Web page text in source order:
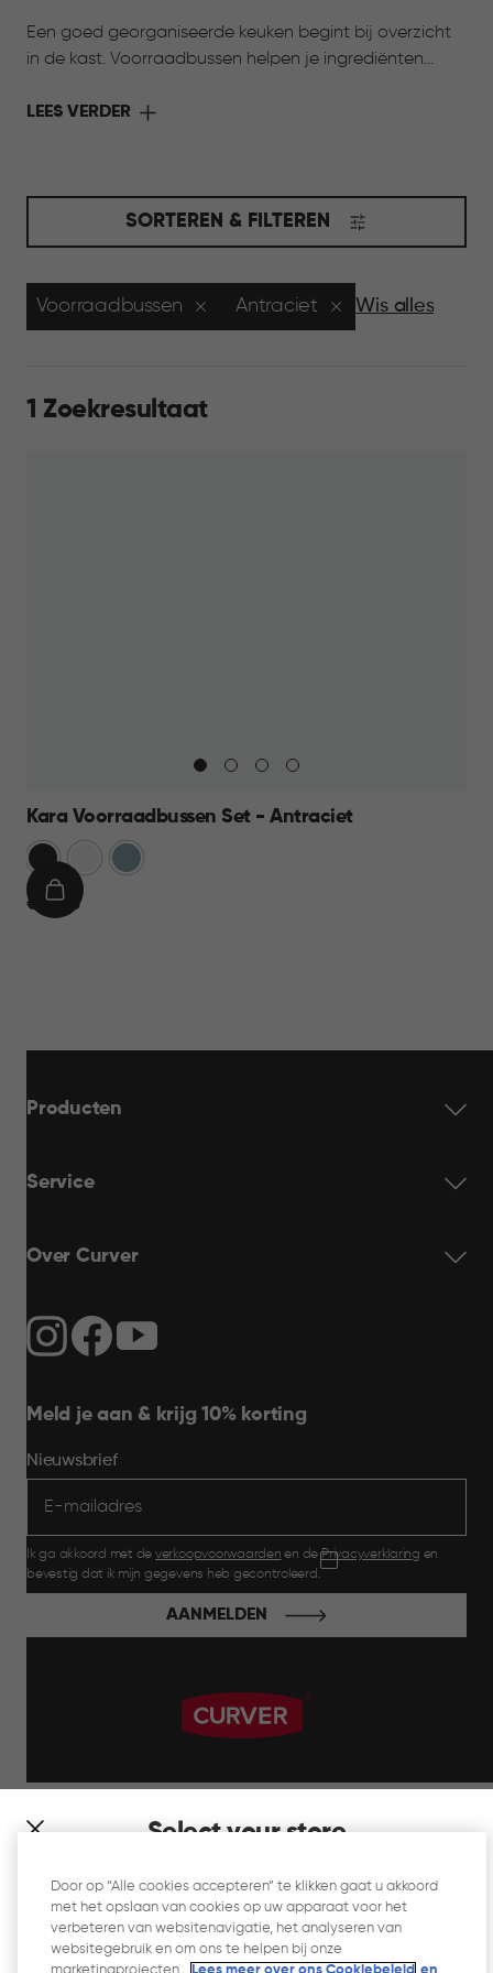
Select your store
which store would you like to shop?
Een goed georganiseerde keuken begint bij overzicht
in de kast. Voorraadbussen helpen je ingrediënten
pasta tot koffie of snacks: alles is snel gevonden en
LEES VERDER
SORTEREN & FILTEREN
Voorraadbussen Antraciet Wis alles
1 Zoekresultaat
Kara Voorraadbussen Set - Antraciet
Antraciet Blauw
€
€ 39,95
IN
Producten
Service
Over Curver
Meld je aan & krijg 10% korting
Nieuwsbrief
Ik ga akkoord met de verkoopvoorwaarden en dePrivacyverklaring en
bevestig dat ik mijn gegevens heb gecontroleerd.
AANMELDEN
Website Gebruiksvoorwaarden
Privacyverklaring
Door op “Alle cookies accepteren” te klikken gaat u akkoord
met het opslaan van cookies op uw apparaat voor het
verbeteren van websitenavigatie, het analyseren van
websitegebruik en om ons te helpen bij onze